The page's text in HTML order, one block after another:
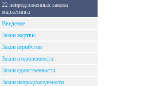
22 непредложенных закона
маркетинга
Введение
Закон жертвы
Закон атрибутов
Закон откровенности
Закон единственности
Закон непредсказуемости